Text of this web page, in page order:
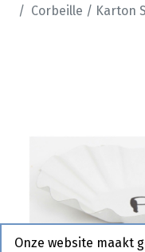
Corbeille / Karton
Onze website maakt